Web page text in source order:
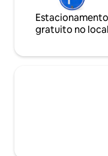
Estacionamento
gratuito no local